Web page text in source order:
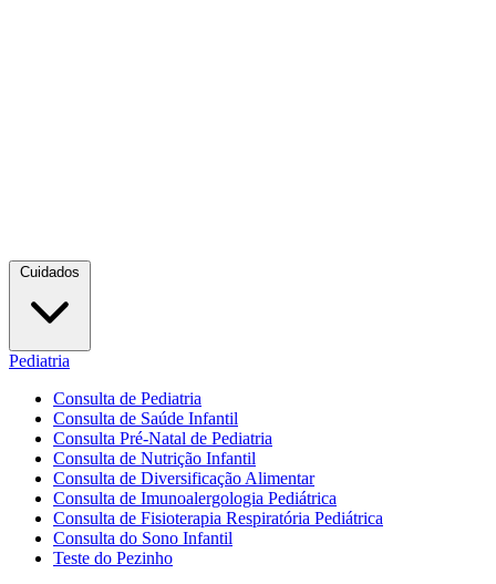
Pediatria
Consulta de Pediatria
Consulta de Saúde Infantil
Consulta Pré-Natal de Pediatria
Consulta de Nutrição Infantil
Consulta de Diversificação Alimentar
Consulta de Imunoalergologia Pediátrica
Consulta de Fisioterapia Respiratória Pediátrica
Consulta do Sono Infantil
Teste do Pezinho